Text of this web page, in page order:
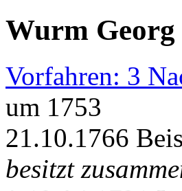
Wurm Georg
Vorfahren: 3
um 1753
21.10.1766
besitzt